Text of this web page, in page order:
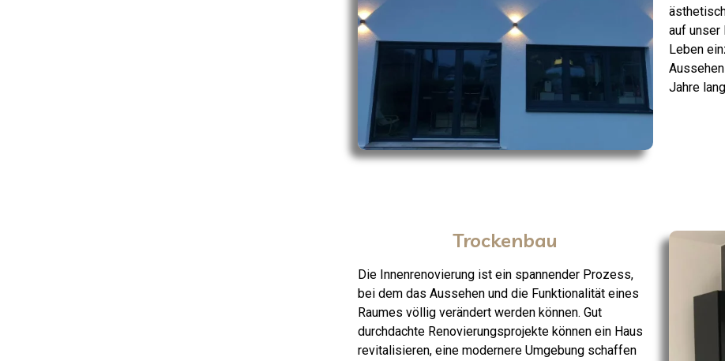
auf unser
Leben
Jahre
Trockenbau
Die Innenrenovierung ist ein spannender Prozess,
bei dem das Aussehen und die Funktionalität eines
Raumes völlig verändert werden können. Gut
durchdachte Renovierungsprojekte können ein Haus
revitalisieren, eine modernere Umgebung schaffen